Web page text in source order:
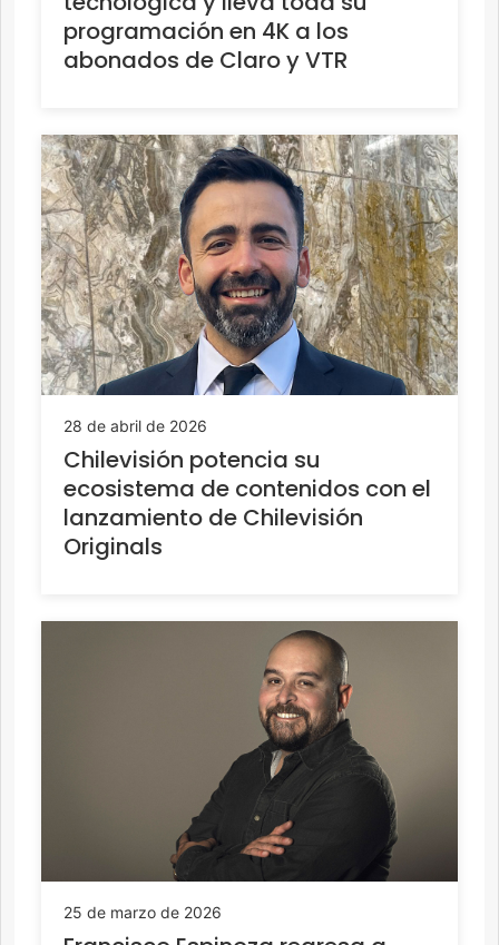
programación en 4K a los
abonados de Claro y VTR
28 de abril de 2026
Chilevisión potencia su
ecosistema de contenidos con el
lanzamiento de Chilevisión
Originals
25 de marzo de 2026